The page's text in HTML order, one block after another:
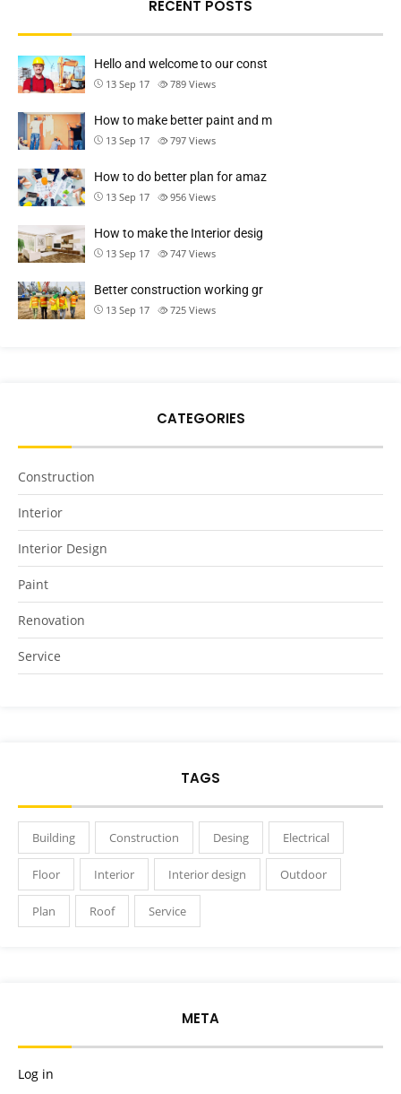
RECENT POSTS
Hello and welcome to our const
13 Sep 17 789 Views
How to make better paint and m
13 Sep 17 797 Views
How to do better plan for amaz
13 Sep 17 956 Views
How to make the Interior desig
13 Sep 17 747 Views
Better construction working gr
13 Sep 17 725 Views
CATEGORIES
Construction
Interior
Interior Design
Paint
Renovation
Service
TAGS
Building Construction Desing Electrical
Floor Interior Interior design Outdoor
Plan Roof Service
META
Log in